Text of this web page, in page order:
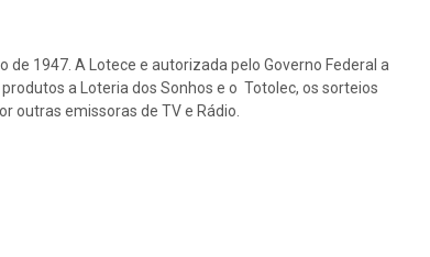
1947. A Lotece e autorizada pelo Governo Federal a
a Loteria dos Sonhos e o Totolec, os sorteios
outras emissoras de TV e Rádio.